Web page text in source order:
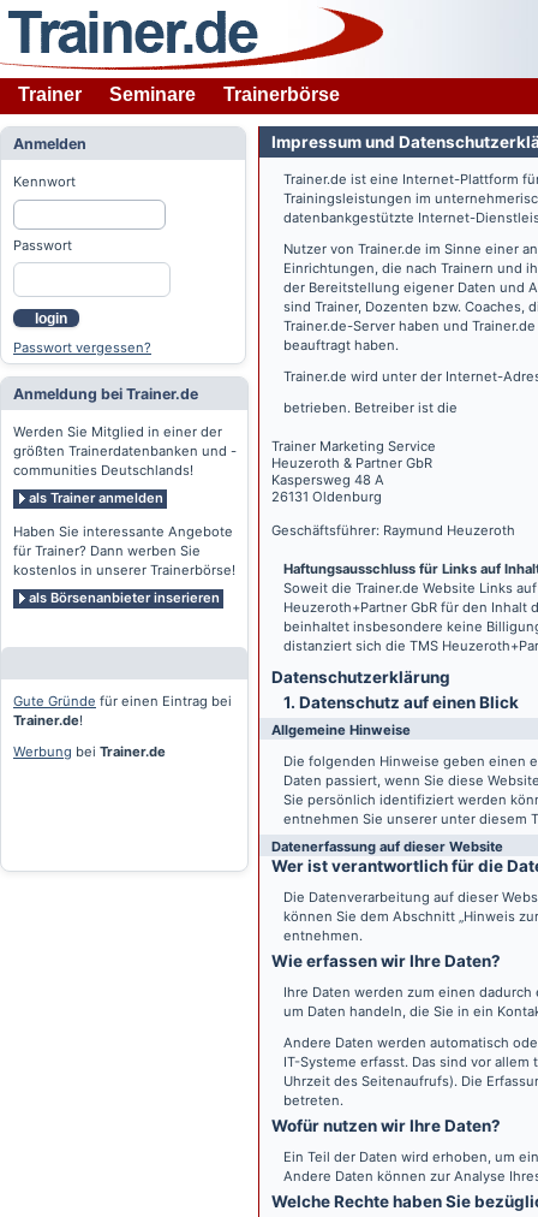
Trainer Seminare Trainerbörse
Anmelden
Kennwort
Passwort
login
Passwort vergessen?
Anmeldung bei Trainer.de
Werden Sie Mitglied in einer der
größten Trainerdatenbanken und -
communities Deutschlands!
als Trainer anmelden
Haben Sie interessante Angebote
für Trainer? Dann werben Sie
kostenlos in unserer Trainerbörse!
als Börsenanbieter inserieren
Gute Gründe für einen Eintrag bei
Trainer.de!
Werbung bei Trainer.de
Impressum und
Trainer.de ist eine Internet-Plattform
Trainingsleistungen im
datenbankgestützte Internet-
Nutzer von Trainer.de im Sinne einer
Einrichtungen, die nach Trainern und
der Bereitstellung eigener Daten und
sind Trainer, Dozenten bzw.
Trainer.de-Server haben und Trainer.de
beauftragt haben.
Trainer.de wird unter der Internet-
betrieben. Betreiber ist die
Trainer Marketing Service
Heuzeroth & Partner GbR
Kaspersweg 48 A
26131 Oldenburg
Geschäftsführer: Raymund Heuzeroth
Haftungsausschluss für Links auf
Soweit die Trainer.de Website Links
Heuzeroth+Partner GbR für den Inhalt
beinhaltet insbesondere keine
distanziert sich die TMS
Datenschutz­erklärung
1. Datenschutz auf einen Blick
Allgemeine Hinweise
Die folgenden Hinweise geben einen
Daten passiert, wenn Sie diese
Sie persönlich identifiziert werden
entnehmen Sie unserer unter diesem
Datenerfassung auf dieser Website
Wer ist verantwortlich für die
Die Datenverarbeitung auf dieser
können Sie dem Abschnitt „Hinweis
entnehmen.
Wie erfassen wir Ihre Daten?
Ihre Daten werden zum einen
um Daten handeln, die Sie in ein
Andere Daten werden automatisch
IT-Systeme erfasst. Das sind vor
Uhrzeit des Seitenaufrufs). Die
betreten.
Wofür nutzen wir Ihre Daten?
Ein Teil der Daten wird erhoben, um
Andere Daten können zur Analyse
Welche Rechte haben Sie